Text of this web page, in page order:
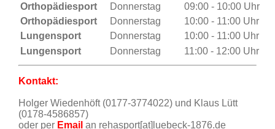
Orthopädiesport
Donnerstag
09:00 - 10:00 Uhr
Orthopädiesport
Donnerstag
10:00 - 11:00 Uhr
Lungensport
Donnerstag
10:00 - 11:00 Uhr
Lungensport
Donnerstag 11:00 - 12:00 Uhr
Kontakt:
Holger Wiedenhöft (0177-3774022) und Klaus Lütt
(0178-4586857)
oder per Email an rehasport[at]luebeck-1876.de